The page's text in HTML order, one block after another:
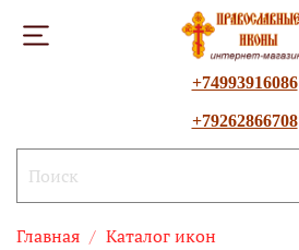
+74993916086
+79262866708
Главная Каталог икон